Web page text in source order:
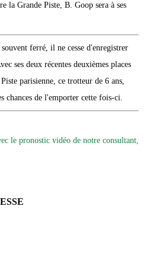
la Grande Piste, B. Goop sera à ses
ferré, il ne cesse d'enregistrer
ses deux récentes deuxièmes places
parisienne, ce trotteur de 6 ans,
chances de l'emporter cette fois-ci.
le pronostic vidéo de notre consultant,